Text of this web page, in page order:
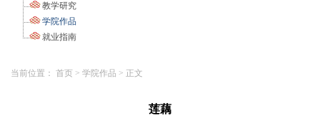
教学研究
学院作品
就业指南
当前位置： 首页 > 学院作品 > 正文
莲藕